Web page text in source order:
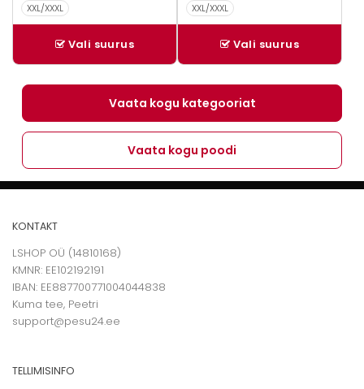
XXL/XXXL
Vali suurus
XXL/XXXL
Vali suurus
Vaata kogu kategooriat
Vaata kogu poodi
KONTAKT
LSHOP OÜ (14810168)
KMNR: EE102192191
IBAN: EE887700771004044838
Kuma tee, Peetri
support@pesu24.ee
TELLIMISINFO